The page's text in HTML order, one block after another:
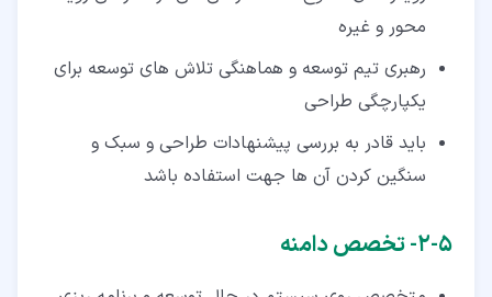
محور و غیره
رهبری تیم توسعه و هماهنگی تلاش های توسعه برای
یکپارچگی طراحی
باید قادر به بررسی پیشنهادات طراحی و سبک و
سنگین کردن آن ها جهت استفاده باشد
۵‏-‏۲‏- تخصص دامنه